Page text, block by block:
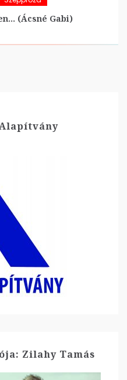
(Ácsné Gabi)
Zilahy Tamás